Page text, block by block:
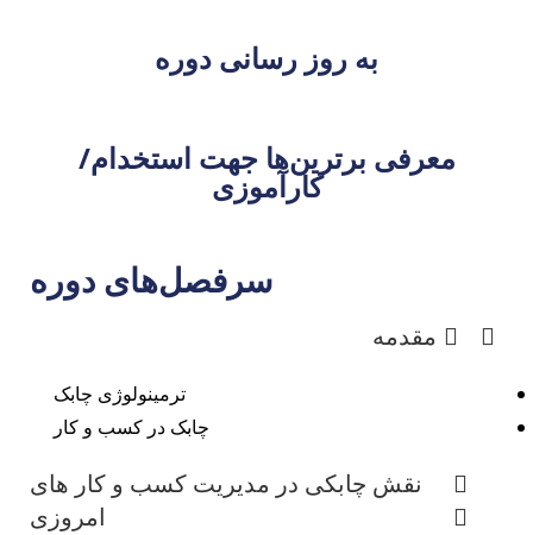
به روز رسانی دوره
معرفی برترین‌ها جهت استخدام/
کارآموزی
سرفصل‌های دوره
مقدمه
ترمینولوژی چابک
چابک در کسب و کار
نقش چابکی در مدیریت کسب و کار های
امروزی